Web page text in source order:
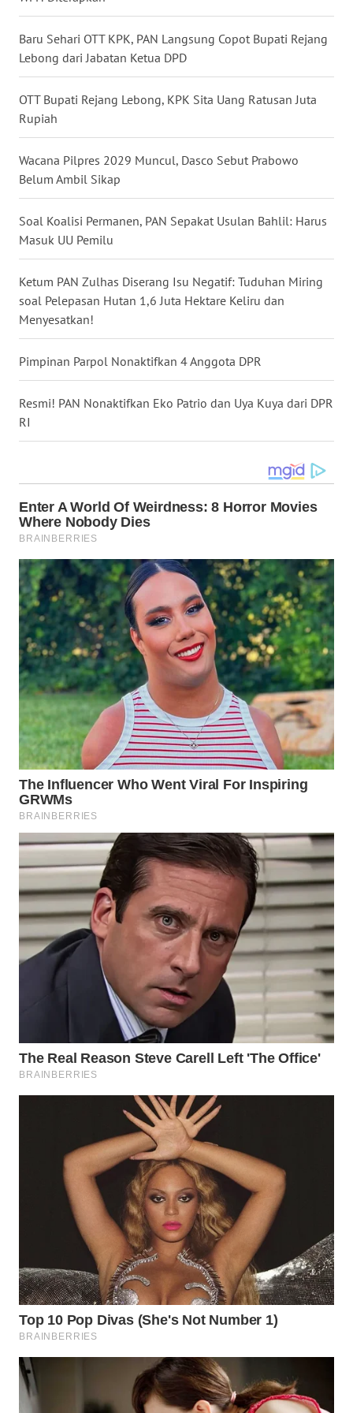
Baru Sehari OTT KPK, PAN Langsung Copot Bupati Rejang
Lebong dari Jabatan Ketua DPD
OTT Bupati Rejang Lebong, KPK Sita Uang Ratusan Juta
Rupiah
Wacana Pilpres 2029 Muncul, Dasco Sebut Prabowo
Belum Ambil Sikap
Soal Koalisi Permanen, PAN Sepakat Usulan Bahlil: Harus
Masuk UU Pemilu
Ketum PAN Zulhas Diserang Isu Negatif: Tuduhan Miring
soal Pelepasan Hutan 1,6 Juta Hektare Keliru dan
Menyesatkan!
Pimpinan Parpol Nonaktifkan 4 Anggota DPR
Resmi! PAN Nonaktifkan Eko Patrio dan Uya Kuya dari DPR
RI
WN
MALUKU
WN
MALUT
DAIRI
DANAU
TOBA
WN
NIAS
WN
LANGKAT
WN
LESUNG
KARO
WN
SIMALUNGUN
WN
LABUHANBATU
WN
TAPANULI
TENGAH
WN DELI
SERDANG
TEBING
TINGGI
WN
PAKPAK
WN
BEKASI
DEPOK
WN
SAMOSIR
WN
PADANG
LAWAS